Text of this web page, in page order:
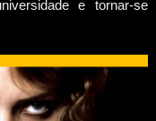
e tornar-se